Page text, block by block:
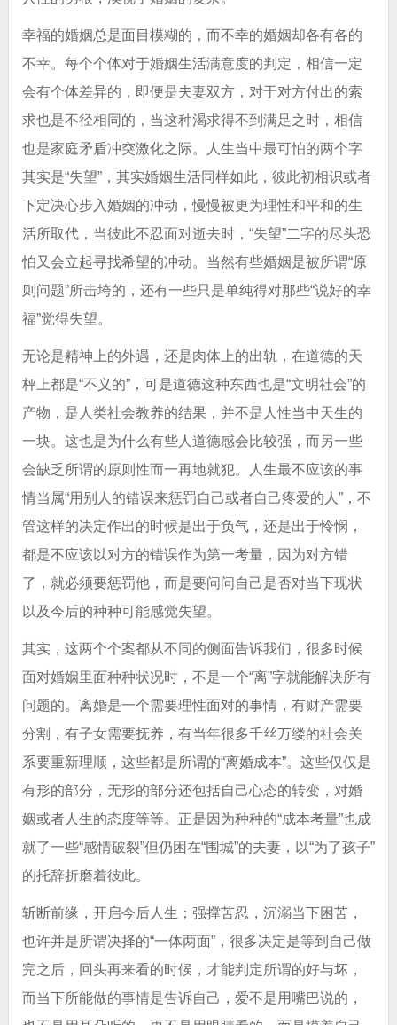
幸福的婚姻总是面目模糊的，而不幸的婚姻却各有各的
不幸。每个个体对于婚姻生活满意度的判定，相信一定
会有个体差异的，即便是夫妻双方，对于对方付出的索
求也是不径相同的，当这种渴求得不到满足之时，相信
也是家庭矛盾冲突激化之际。人生当中最可怕的两个字
其实是“失望”，其实婚姻生活同样如此，彼此初相识或者
下定决心步入婚姻的冲动，慢慢被更为理性和平和的生
活所取代，当彼此不忍面对逝去时，“失望”二字的尽头恐
怕又会立起寻找希望的冲动。当然有些婚姻是被所谓“原
则问题”所击垮的，还有一些只是单纯得对那些“说好的幸
福”觉得失望。
无论是精神上的外遇，还是肉体上的出轨，在道德的天
枰上都是“不义的”，可是道德这种东西也是“文明社会”的
产物，是人类社会教养的结果，并不是人性当中天生的
一块。这也是为什么有些人道德感会比较强，而另一些
会缺乏所谓的原则性而一再地就犯。人生最不应该的事
情当属“用别人的错误来惩罚自己或者自己疼爱的人”，不
管这样的决定作出的时候是出于负气，还是出于怜悯，
都是不应该以对方的错误作为第一考量，因为对方错
了，就必须要惩罚他，而是要问问自己是否对当下现状
以及今后的种种可能感觉失望。
其实，这两个个案都从不同的侧面告诉我们，很多时候
面对婚姻里面种种状况时，不是一个“离”字就能解决所有
问题的。离婚是一个需要理性面对的事情，有财产需要
分割，有子女需要抚养，有当年很多千丝万缕的社会关
系要重新理顺，这些都是所谓的“离婚成本”。这些仅仅是
有形的部分，无形的部分还包括自己心态的转变，对婚
姻或者人生的态度等等。正是因为种种的“成本考量”也成
就了一些“感情破裂”但仍困在“围城”的夫妻，以“为了孩子”
的托辞折磨着彼此。
斩断前缘，开启今后人生；强撑苦忍，沉溺当下困苦，
也许并是所谓决择的“一体两面”，很多决定是等到自己做
完之后，回头再来看的时候，才能判定所谓的好与坏，
而当下所能做的事情是告诉自己，爱不是用嘴巴说的，